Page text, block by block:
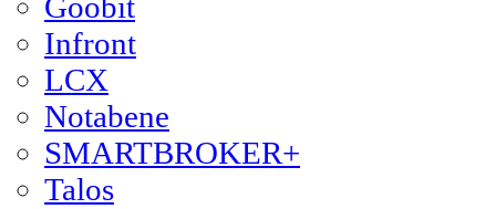
Infront
LCX
Notabene
SMARTBROKER+
Talos